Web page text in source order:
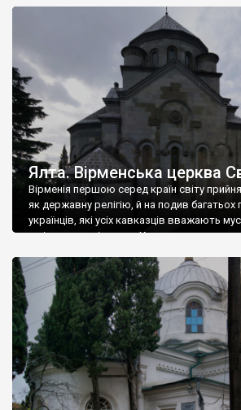
Херсонесі Володимир-язичник, став
А потім було Хрещення Русі. На честь
Ялта. Вірменська церква
Вірменія першою серед країн світу
як державну релігію, й на подив багатьох
українців, які усіх кавказців вважають
є відданими вірянами Христа